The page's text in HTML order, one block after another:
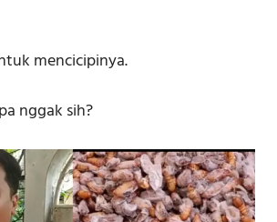
mencicipinya.
nggak sih?